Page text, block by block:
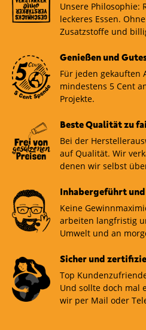
Unsere Philosophie:
leckeres Essen.
Zusatzstoffe und
Genießen und
Für jeden gekauften
mindestens 5 Cent
Projekte.
Beste Qualität zu
Bei der
auf Qualität. Wir
denen wir selbst
Inhabergeführt
Keine
arbeiten langfristig
Umwelt und an
Sicher und
Top
Und sollte doch mal
wir per Mail oder